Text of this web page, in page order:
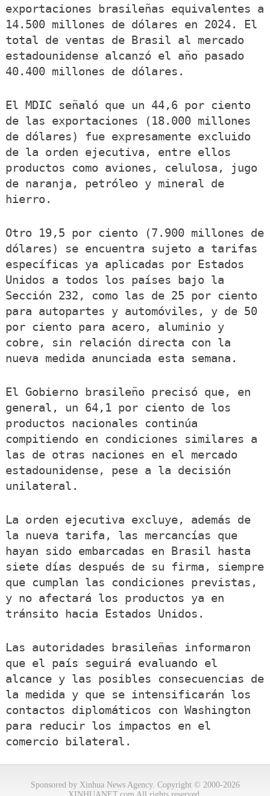
exportaciones brasileñas equivalentes a
14.500 millones de dólares en 2024. El
total de ventas de Brasil al mercado
estadounidense alcanzó el año pasado
40.400 millones de dólares.
El MDIC señaló que un 44,6 por ciento
de las exportaciones (18.000 millones
de dólares) fue expresamente excluido
de la orden ejecutiva, entre ellos
productos como aviones, celulosa, jugo
de naranja, petróleo y mineral de
hierro.
Otro 19,5 por ciento (7.900 millones de
dólares) se encuentra sujeto a tarifas
específicas ya aplicadas por Estados
Unidos a todos los países bajo la
Sección 232, como las de 25 por ciento
para autopartes y automóviles, y de 50
por ciento para acero, aluminio y
cobre, sin relación directa con la
nueva medida anunciada esta semana.
El Gobierno brasileño precisó que, en
general, un 64,1 por ciento de los
productos nacionales continúa
compitiendo en condiciones similares a
las de otras naciones en el mercado
estadounidense, pese a la decisión
unilateral.
La orden ejecutiva excluye, además de
la nueva tarifa, las mercancías que
hayan sido embarcadas en Brasil hasta
siete días después de su firma, siempre
que cumplan las condiciones previstas,
y no afectará los productos ya en
tránsito hacia Estados Unidos.
Las autoridades brasileñas informaron
que el país seguirá evaluando el
alcance y las posibles consecuencias de
la medida y que se intensificarán los
contactos diplomáticos con Washington
para reducir los impactos en el
comercio bilateral.
Sponsored by Xinhua News Agency. Copyright © 2000-2026